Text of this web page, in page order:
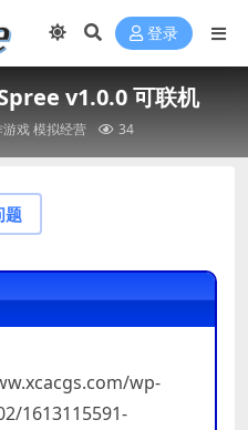
登录
v1.0.0 可联机
戏 模拟经营 34
题
wp-
1613115591-